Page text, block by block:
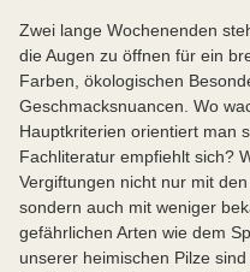
Zwei lange Wochenenden
die Augen zu öffnen für ein
Farben, ökologischen
Geschmacksnuancen. Wo
Hauptkriterien orientiert man
Fachliteratur empfiehlt sich?
Vergiftungen nicht nur mit
sondern auch mit weniger
gefährlichen Arten wie dem
unserer heimischen Pilze